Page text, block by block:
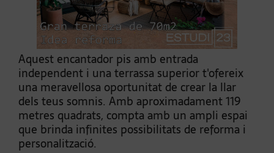
Aquest encantador pis amb entrada
independent i una terrassa superior t'ofereix
una meravellosa oportunitat de crear la llar
dels teus somnis. Amb aproximadament 119
metres quadrats, compta amb un ampli espai
que brinda infinites possibilitats de reforma i
personalització.